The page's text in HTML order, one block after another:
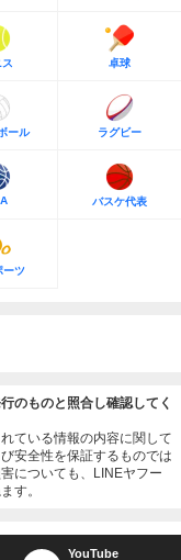
卓球
ール ラグビー
バスケ代表
ーツ
のものと照合し確認してく
ている情報の内容に関して
安全性を保証するものでは
についても、LINEヤフー
す。
YouTube